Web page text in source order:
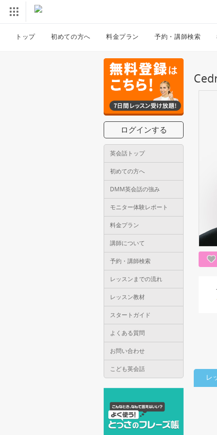
トップ 初めての方へ 料金プラン 予約・講師検索
ログインする
英会話トップ
初めての方へ
DMM英会話の強み
モニター体験レポート
料金プラン
講師について
予約・講師検索
レッスンまでの流れ
レッスン教材
スタートガイド
よくある質問
お問い合わせ
こども英会話
レ